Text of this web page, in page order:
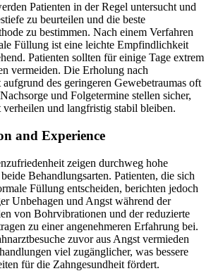
Patienten in der Regel untersucht und
zu beurteilen und die beste
zu bestimmen. Nach einem Verfahren
Füllung ist eine leichte Empfindlichkeit
Patienten sollten für einige Tage extrem
vermeiden. Die Erholung nach
des geringeren Gewebetraumas oft
und Folgetermine stellen sicher,
verheilen und langfristig stabil bleiben.
and Experience
zeigen durchweg hohe
Behandlungsarten. Patienten, die sich
Füllung entscheiden, berichten jedoch
Unbehagen und Angst während der
von Bohrvibrationen und der reduzierte
zu einer angenehmeren Erfahrung bei.
zuvor aus Angst vermieden
viel zugänglicher, was bessere
für die Zahngesundheit fördert.